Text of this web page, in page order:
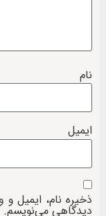
نام
ایمیل
ذخیره نام، ایمیل
دیدگاهی می‌نویسم.